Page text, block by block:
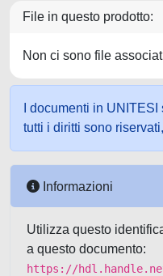
File in questo prodotto:
Non ci sono file
I documenti in
tutti i diritti sono
Informazioni
Utilizza questo
a questo documento:
https://